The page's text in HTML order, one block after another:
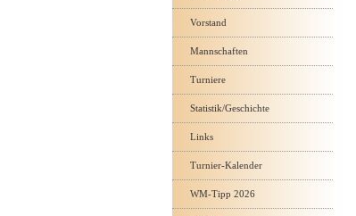
Vorstand
Mannschaften
Turniere
Statistik/Geschichte
Links
Turnier-Kalender
WM-Tipp 2026